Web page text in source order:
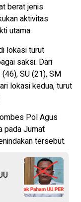
berat jenis
aktivitas
utama.
lokasi turut
saksi. Dari
SU (21), SM
lokasi kedua, turut
Pol Agus
pada Jumat
tersebut.